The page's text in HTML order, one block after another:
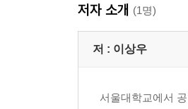
저자 소개 (1명)
저 : 이상우
서울대학교에서